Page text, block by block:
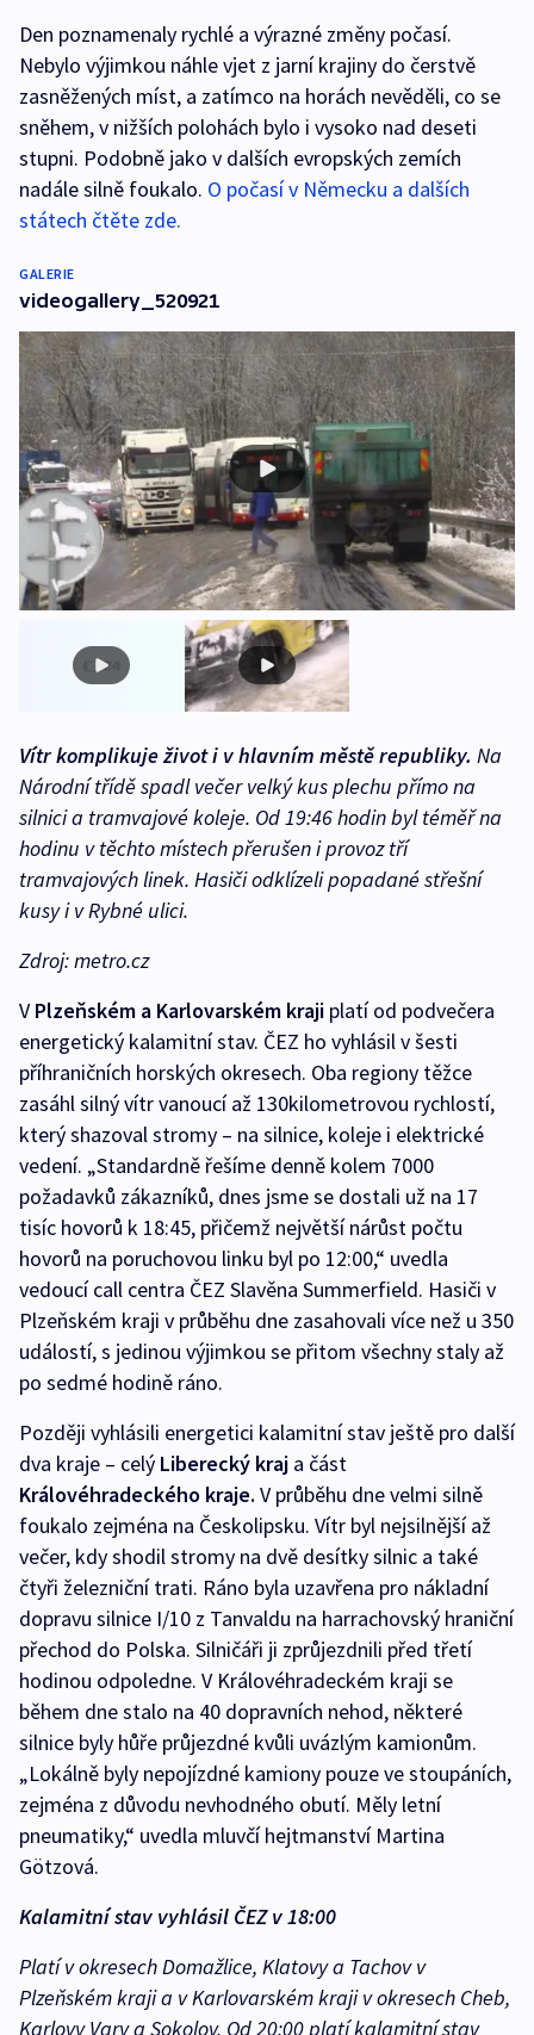
Den poznamenaly rychlé a výrazné změny počasí.
Nebylo výjimkou náhle vjet z jarní krajiny do čerstvě
zasněžených míst, a zatímco na horách nevěděli, co se
sněhem, v nižších polohách bylo i vysoko nad deseti
stupni. Podobně jako v dalších evropských zemích
nadále silně foukalo. O počasí v Německu a dalších
státech čtěte zde.
GALERIE
videogallery_520921
Vítr komplikuje život i v hlavním městě republiky. Na
Národní třídě spadl večer velký kus plechu přímo na
silnici a tramvajové koleje. Od 19:46 hodin byl téměř na
hodinu v těchto místech přerušen i provoz tří
tramvajových linek. Hasiči odklízeli popadané střešní
kusy i v Rybné ulici.
Zdroj: metro.cz
VPlzeňském a Karlovarském kraji platí od podvečera
energetický kalamitní stav. ČEZ ho vyhlásil v šesti
příhraničních horských okresech. Oba regiony těžce
zasáhl silný vítr vanoucí až 130kilometrovou rychlostí,
který shazoval stromy – na silnice, koleje i elektrické
vedení. „Standardně řešíme denně kolem 7000
požadavků zákazníků, dnes jsme se dostali už na 17
tisíc hovorů k 18:45, přičemž největší nárůst počtu
hovorů na poruchovou linku byl po 12:00,“ uvedla
vedoucí call centra ČEZ Slavěna Summerfield. Hasiči v
Plzeňském kraji v průběhu dne zasahovali více než u 350
událostí, s jedinou výjimkou se přitom všechny staly až
po sedmé hodině ráno.
Později vyhlásili energetici kalamitní stav ještě pro další
dva kraje – celý Liberecký kraj a část
Královéhradeckého kraje. V průběhu dne velmi silně
foukalo zejména na Českolipsku. Vítr byl nejsilnější až
večer, kdy shodil stromy na dvě desítky silnic a také
čtyři železniční trati. Ráno byla uzavřena pro nákladní
dopravu silnice I/10 z Tanvaldu na harrachovský hraniční
přechod do Polska. Silničáři ji zprůjezdnili před třetí
hodinou odpoledne. V Královéhradeckém kraji se
během dne stalo na 40 dopravních nehod, některé
silnice byly hůře průjezdné kvůli uvázlým kamionům.
„Lokálně byly nepojízdné kamiony pouze ve stoupáních,
zejména z důvodu nevhodného obutí. Měly letní
pneumatiky,“ uvedla mluvčí hejtmanství Martina
Götzová.
Kalamitní stav vyhlásil ČEZ v 18:00
Platí v okresech Domažlice, Klatovy a Tachov v
Plzeňském kraji a v Karlovarském kraji v okresech Cheb,
Karlovy Vary a Sokolov. Od 20:00 platí kalamitní stav